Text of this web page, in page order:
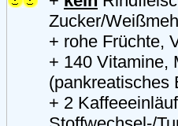
Zucker/
+ rohe Früchte,
+ 140 Vitamine,
(pankreatisches
+ 2